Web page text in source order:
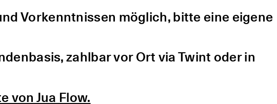
Vorkenntnissen möglich, bitte eine eigene
zahlbar vor Ort via Twint oder in
von Jua Flow.